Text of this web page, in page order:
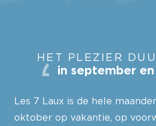
HET PLEZIER
in september
Les 7 Laux is de hele
oktober op vakantie, op